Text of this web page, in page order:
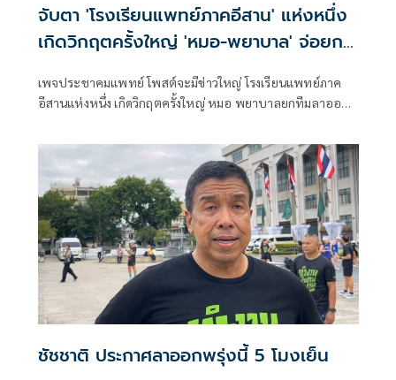
จับตา 'โรงเรียนแพทย์ภาคอีสาน' แห่งหนึ่ง
เกิดวิกฤตครั้งใหญ่ 'หมอ-พยาบาล' จ่อยก
เพจประชาคมแพทย์ โพสต์จะมีข่าวใหญ่ โรงเรียนแพทย์ภาค
อีสานแห่งหนึ่ง เกิดวิกฤตครั้งใหญ่ หมอ พยาบาลยกทีมลาออก
ไม่กลับ
ชัชชาติ ประกาศลาออกพรุ่งนี้ 5 โมงเย็น